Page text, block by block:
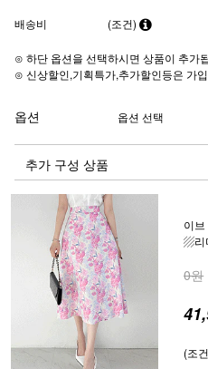
배송비 (조건)
⊙ 하단 옵션을 선택하시면 상품이 추가
⊙ 신상할인,기획특가,추가할인등은 가
옵션
추가 구성 상품
이
▨리
0원
(조